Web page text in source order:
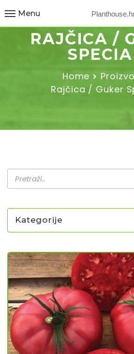
Menu
RAJČICA /
Home
Rajčica / Guker
Kategorije
SADNICE
UKRASNO BILJE I TRAJNICE
GRMOVI/DRVEĆE
HIT SEZONE*** VRTNI
UKRASNE TRAVE
HORTENZIJE